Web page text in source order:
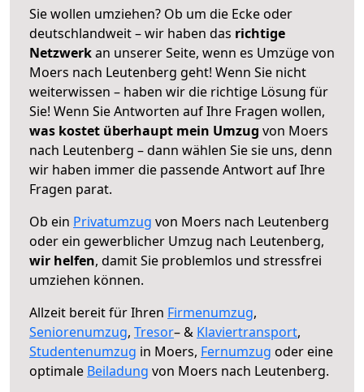
Sie wollen umziehen? Ob um die Ecke oder
deutschlandweit – wir haben das richtige
Netzwerkan unserer Seite, wenn es Umzüge von
Moers nach Leutenberg geht! Wenn Sie nicht
weiterwissen – haben wir die richtige Lösung für
Sie! Wenn Sie Antworten auf Ihre Fragen wollen,
was kostet überhaupt mein Umzug von Moers
nach Leutenberg – dann wählen Sie sie uns, denn
wir haben immer die passende Antwort auf Ihre
Fragen parat.
Ob ein Privatumzug von Moers nach Leutenberg
oder ein gewerblicher Umzug nach Leutenberg,
wir helfen, damit Sie problemlos und stressfrei
umziehen können.
Allzeit bereit für Ihren Firmenumzug,
Seniorenumzug, Tresor– & Klaviertransport,
Studentenumzug in Moers, Fernumzug oder eine
optimale Beiladung von Moers nach Leutenberg.